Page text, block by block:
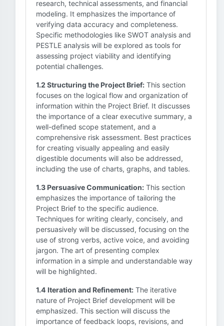
research, technical assessments, and financial
modeling. It emphasizes the importance of
verifying data accuracy and completeness.
Specific methodologies like SWOT analysis and
PESTLE analysis will be explored as tools for
assessing project viability and identifying
potential challenges.
1.2 Structuring the Project Brief: This section
focuses on the logical flow and organization of
information within the Project Brief. It discusses
the importance of a clear executive summary, a
well-defined scope statement, and a
comprehensive risk assessment. Best practices
for creating visually appealing and easily
digestible documents will also be addressed,
including the use of charts, graphs, and tables.
1.3 Persuasive Communication: This section
emphasizes the importance of tailoring the
Project Brief to the specific audience.
Techniques for writing clearly, concisely, and
persuasively will be discussed, focusing on the
use of strong verbs, active voice, and avoiding
jargon. The art of presenting complex
information in a simple and understandable way
will be highlighted.
1.4 Iteration and Refinement: The iterative
nature of Project Brief development will be
emphasized. This section will discuss the
importance of feedback loops, revisions, and